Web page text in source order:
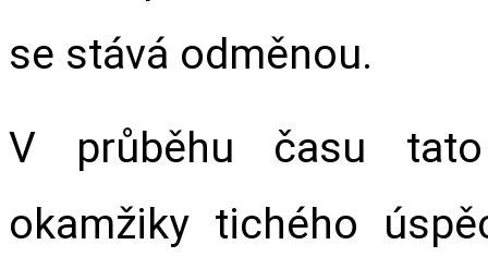
se stává odměnou.
V průběhu času
okamžiky tichého